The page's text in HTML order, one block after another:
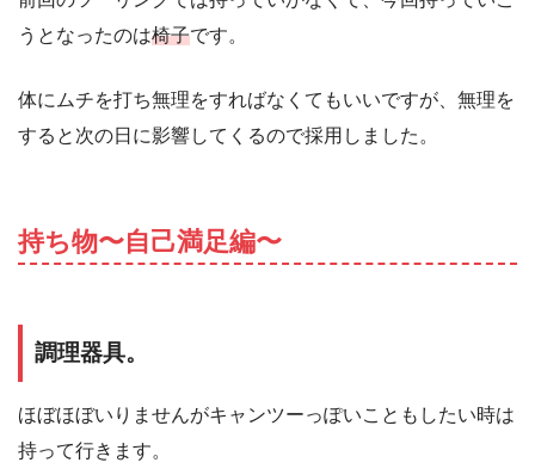
うとなったのは椅子です。
体にムチを打ち無理をすればなくてもいいですが、無理を
すると次の日に影響してくるので採用しました。
持ち物〜自己満足編〜
調理器具。
ほぼほぼいりませんがキャンツーっぽいこともしたい時は
持って行きます。